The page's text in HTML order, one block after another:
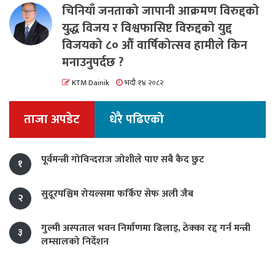
चिनियाँ जनताको जापानी आक्रमण विरुद्दको
युद्ध विजय र विश्वफासिष्ट विरुद्दको युद्द
विजयको ८० औं वार्षिकोत्सव हामीले किन
मनाउनुपर्दछ ?
KTM Dainik भदौ १४ २०८२
ताजा अपडेट धेरै पढिएको
१ पूर्वमन्त्री गोविन्दराज जोशीले पाए सबै कैद छुट
२ सुदूरपश्चिम रोयल्समा फर्किए सेफ अली जैब
३
गुल्मी अस्पताल भवन निर्माणमा ढिलाइ, ठेक्का रद्द गर्न मन्त्री
लम्सालको निर्देशन